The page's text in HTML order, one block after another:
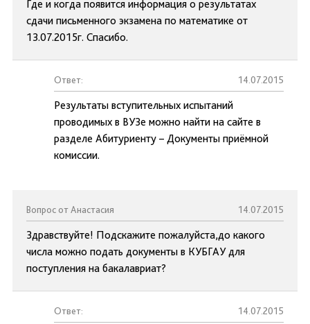
Где и когда появится информация о результатах
сдачи письменного экзамена по математике от
13.07.2015г. Спасибо.
Ответ: 14.07.2015
Результаты вступительных испытаний
проводимых в ВУЗе можно найти на сайте в
разделе Абитуриенту – Документы приёмной
комиссии.
Вопрос от Анастасия 14.07.2015
Здравствуйте! Подскажите пожалуйста,до какого
числа можно подать документы в КУБГАУ для
поступления на бакалавриат?
Ответ: 14.07.2015